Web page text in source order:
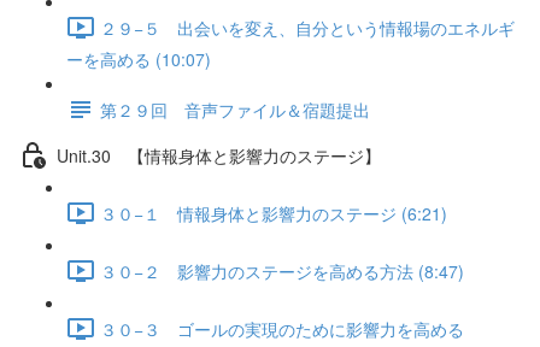
２９−５ 出会いを変え、自分という情報場のエネルギ
ーを高める (10:07)
第２９回 音声ファイル＆宿題提出
Unit.30 【情報身体と影響力のステージ】
３０−１ 情報身体と影響力のステージ (6:21)
３０−２ 影響力のステージを高める方法 (8:47)
３０−３ ゴールの実現のために影響力を高める